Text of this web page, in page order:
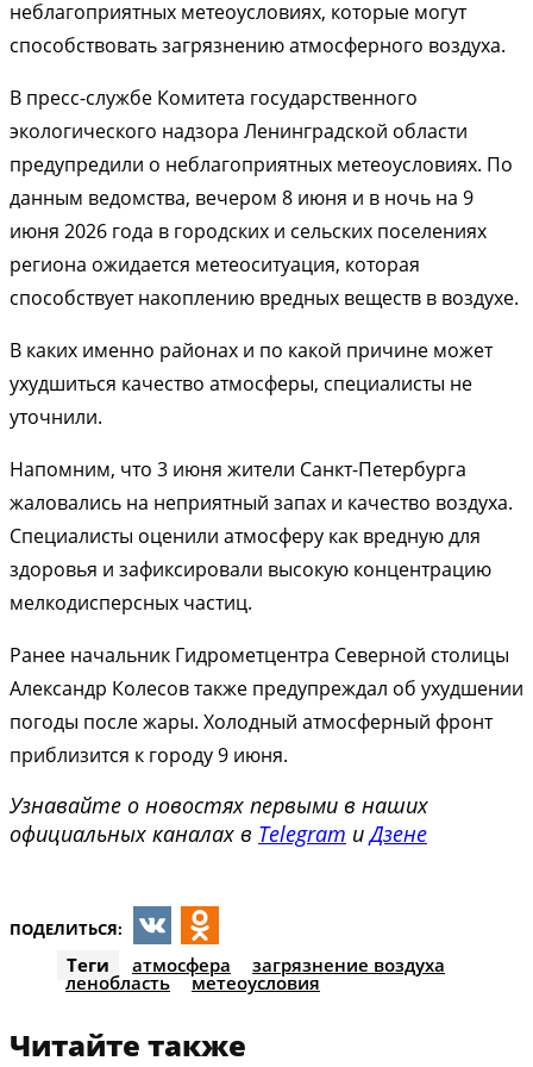
неблагоприятных метеоусловиях, которые могут
способствовать загрязнению атмосферного воздуха.
В пресс-службе Комитета государственного
экологического надзора Ленинградской области
предупредили о неблагоприятных метеоусловиях. По
данным ведомства, вечером 8 июня и в ночь на 9
июня 2026 года в городских и сельских поселениях
региона ожидается метеоситуация, которая
способствует накоплению вредных веществ в воздухе.
В каких именно районах и по какой причине может
ухудшиться качество атмосферы, специалисты не
уточнили.
Напомним, что 3 июня жители Санкт-Петербурга
жаловались на неприятный запах и качество воздуха.
Специалисты оценили атмосферу как вредную для
здоровья и зафиксировали высокую концентрацию
мелкодисперсных частиц.
Ранее начальник Гидрометцентра Северной столицы
Александр Колесов также предупреждал об ухудшении
погоды после жары. Холодный атмосферный фронт
приблизится к городу 9 июня.
Узнавайте о новостях первыми в наших
официальных каналах в Telegram иДзене
ПОДЕЛИТЬСЯ:
VKOdnoklassniki
Теги атмосфера загрязнение воздуха
ленобласть метеоусловия
Читайте также